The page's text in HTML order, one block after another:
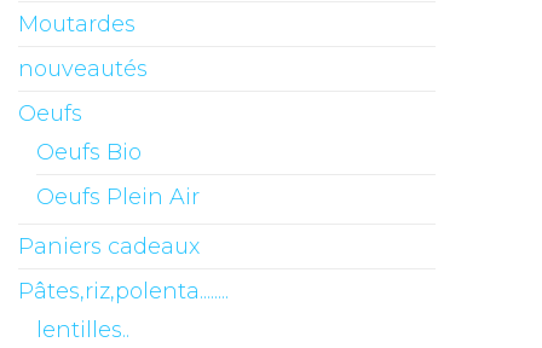
Moutardes
nouveautés
Oeufs
Oeufs Bio
Oeufs Plein Air
Paniers cadeaux
Pâtes,riz,polenta........
lentilles..